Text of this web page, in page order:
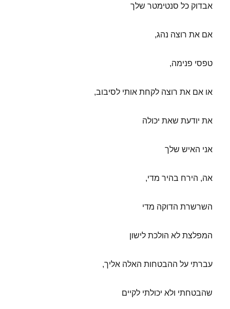
אבדוק כל סנטימטר שלך
אם את רוצה נהג,
טפסי פנימה,
או אם את רוצה לקחת אותי לסיבוב,
את יודעת שאת יכולה
אני האיש שלך
אה, הירח בהיר מדי,
השרשרת הדוקה מדי
המפלצת לא הולכת לישון
עברתי על ההבטחות האלה אליך,
שהבטחתי ולא יכולתי לקיים